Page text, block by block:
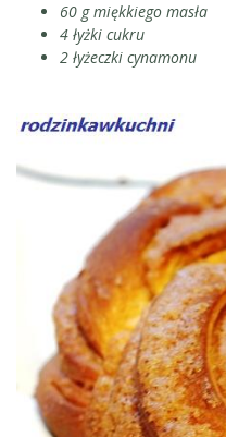
60 g miękkiego masła
4 łyżki cukru
2 łyżeczki cynamonu